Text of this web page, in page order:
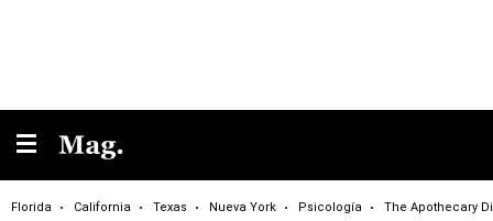
Florida California Texas Nueva York Psicología The Apothecary